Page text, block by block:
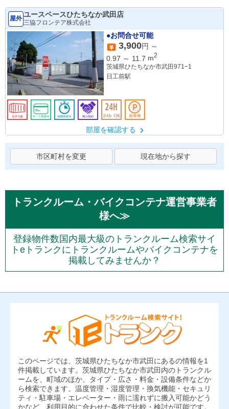
屋外 ユースペースひたちなか武田店
三協フロンテア株式会社
●お問合せ可能
3,900円 ～
0.97 ～ 11.7 m2
茨城県ひたちなか市武田971−1
日工前駅
部屋を確認する
市区町村を変更 現在地から探す
トランクルーム・バイクコンテナ運営事業者
様へ≫
登録物件数国内最大級のトランクルーム検索サイ
トeトランクにトランクルームやバイクコンテナを
掲載してみませんか？
このページでは、茨城県ひたちなか市武田にあるの情報を1
件掲載しています。茨城県ひたちなか市武田内のトランクル
ームを、町域のほか、タイプ・広さ・料金・設備条件などか
ら検索できます。温度管理・湿度管理・換気機能・セキュリ
ティ・駐車場・エレベーター・雨に濡れずに搬入可能かどう
かなど、利用目的に合わせた条件で比較・検討が可能です。